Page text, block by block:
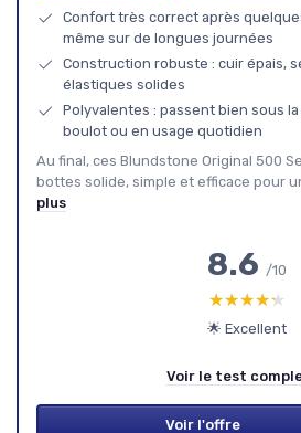
Confort très correct après
même sur de longues journées
Construction robuste : cuir épais,
élastiques solides
Polyvalentes : passent bien sous
boulot ou en usage quotidien
Au final, ces Blundstone Original 500
bottes solide, simple et efficace pour
plus
8.6 /10
★★★★★
★★★★★
🌟 Excellent
Voir le test
Voir l'offre